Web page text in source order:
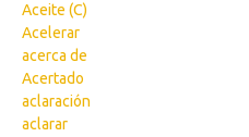
Aceite (C)
Acelerar
acerca de
Acertado
aclaración
aclarar